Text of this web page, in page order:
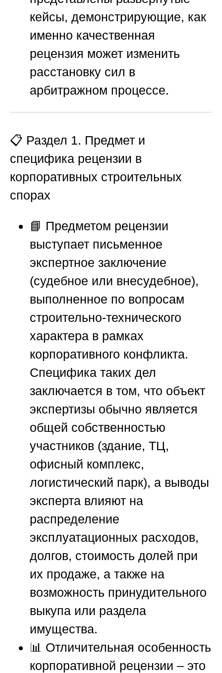
кейсы, демонстрирующие, как
именно качественная
рецензия может изменить
расстановку сил в
арбитражном процессе.
📋 Раздел 1. Предмет и
специфика рецензии в
корпоративных строительных
спорах
📘 Предметом рецензии
выступает письменное
экспертное заключение
(судебное или внесудебное),
выполненное по вопросам
строительно-технического
характера в рамках
корпоративного конфликта.
Специфика таких дел
заключается в том, что объект
экспертизы обычно является
общей собственностью
участников (здание, ТЦ,
офисный комплекс,
логистический парк), а выводы
эксперта влияют на
распределение
эксплуатационных расходов,
долгов, стоимость долей при
их продаже, а также на
возможность принудительного
выкупа или раздела
имущества.
📊 Отличительная особенность
корпоративной рецензии – это